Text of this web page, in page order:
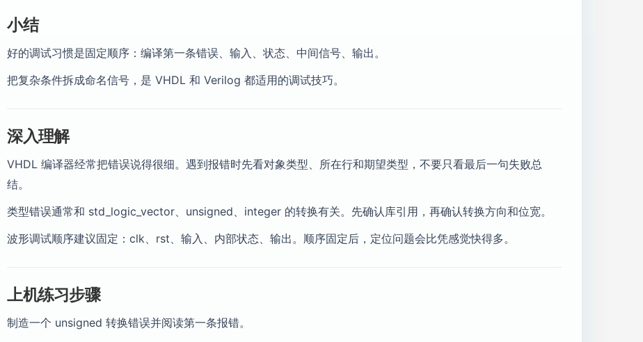
小结
好的调试习惯是固定顺序：编译第一条错误、输入、状态、中间信号、输出。
把复杂条件拆成命名信号，是 VHDL 和 Verilog 都适用的调试技巧。
深入理解
VHDL 编译器经常把错误说得很细。遇到报错时先看对象类型、所在行和期望类型，不要只看最后一句失败总
结。
类型错误通常和 std_logic_vector、unsigned、integer 的转换有关。先确认库引用，再确认转换方向和位宽。
波形调试顺序建议固定：clk、rst、输入、内部状态、输出。顺序固定后，定位问题会比凭感觉快得多。
上机练习步骤
制造一个 unsigned 转换错误并阅读第一条报错。